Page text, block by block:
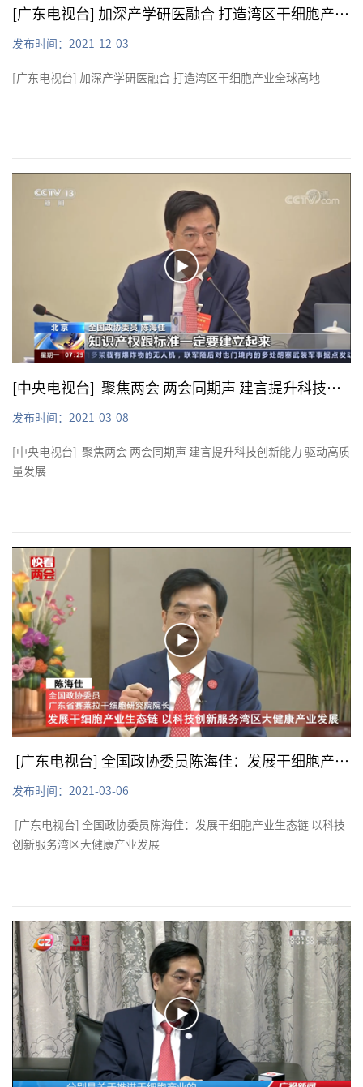
[广东电视台] 加深产学研医融合 打造湾区干细胞产业全球高地
发布时间：2021-12-03
[广东电视台] 加深产学研医融合 打造湾区干细胞产业全球高地
[中央电视台] 聚焦两会 两会同期声 建言提升科技创新能力 驱动高质量发展
发布时间：2021-03-08
[中央电视台] 聚焦两会 两会同期声 建言提升科技创新能力 驱动高质
量发展
[广东电视台] 全国政协委员陈海佳：发展干细胞产业生态链 以科技创新服务湾区大健康产业发展
发布时间：2021-03-06
[广东电视台] 全国政协委员陈海佳：发展干细胞产业生态链 以科技
创新服务湾区大健康产业发展